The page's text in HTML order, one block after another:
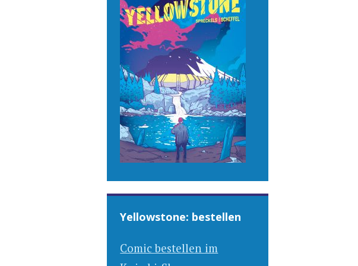
Yellowstone: bestellen
Comic bestellen im